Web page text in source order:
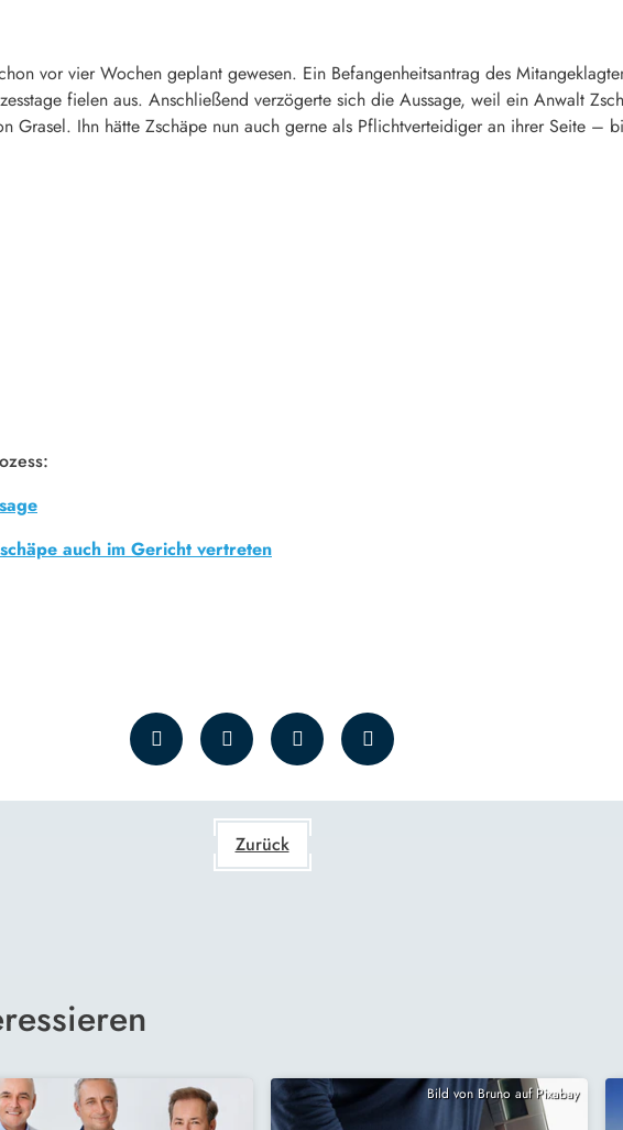
vor vier Wochen geplant gewesen. Ein Befangenheitsantrag des
fielen aus. Anschließend verzögerte sich die Aussage, weil ein Anwalt
Grasel. Ihn hätte Zschäpe nun auch gerne als Pflichtverteidiger an ihrer Seite –
auch im Gericht vertreten
Zurück
Bild von Bruno auf Pixabay